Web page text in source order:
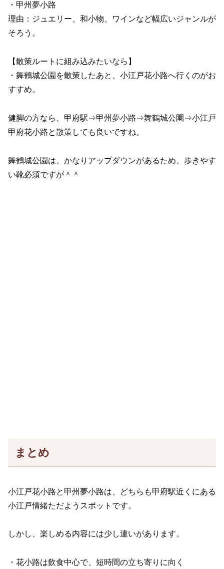
・甲州夢小路
理由：ジュエリー、和小物、ワインなど幅広いジャンルが
そろう。
【散策ルートに組み込みたいなら】
・舞鶴城公園を散策したあと、小江戸花小路へ行くのがお
すすめ。
健脚の方なら、甲府駅⇒甲州夢小路⇒舞鶴城公園⇒小江戸
甲府花小路と散策しても良いですね。
舞鶴城公園は、かなりアップダウンがあるため、歩きやす
い靴必須ですが＾＾
まとめ
小江戸花小路と甲州夢小路は、どちらも甲府駅近くにある
小江戸情緒ただようスポットです。
しかし、楽しめる内容には少し違いがあります。
・花小路は飲食中心で、短時間の立ち寄りに向く